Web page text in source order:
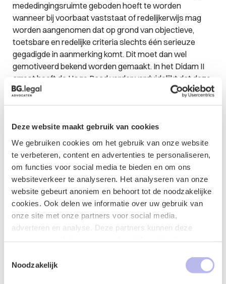
Deze website maakt gebruik van cookies
We gebruiken cookies om het gebruik van onze website
te verbeteren, content en advertenties te personaliseren,
om functies voor social media te bieden en om ons
websiteverkeer te analyseren. Het analyseren van onze
website gebeurt anoniem en behoort tot de noodzakelijke
cookies. Ook delen we informatie over uw gebruik van
onze site met onze partners voor social media,
adverteren en analyse. Deze partners kunnen deze
uw gebruik van hun services.
Noodzakelijk
mededingingsruimte geboden hoeft te worden
wanneer bij voorbaat vaststaat of redelijkerwijs mag
worden aangenomen dat op grond van objectieve,
toetsbare en redelijke criteria slechts één serieuze
gegadigde in aanmerking komt. Dit moet dan wel
gemotiveerd bekend worden gemaakt. In het Didam II
arrest heeft de Hoge Raad verder verduidelijkt dat deze
bekendmaking ertoe strekt een gegadigde alsnog de
mogelijkheid te bieden om mee te dingen. De Afdeling
mededingingsruimte bieden bij de verdeling van de
begrotingssubsidie. Indien de gemeente ervan uitgaat
dat er maar één geschikte gegadigde is, dient dit alsnog
op voorhand (8 weken van te voren) te worden
gepubliceerd. In dat geval moet op grond van
objectieve, toetsbare en redelijke criteria worden
gemotiveerd waarom er maar één serieuze gegadigde
in aanmerking komt.
Concluderend
Met deze uitspraak heeft de Afdeling duidelijk gemaakt
dat ook bij het verlenen van begrotingssubsidies in